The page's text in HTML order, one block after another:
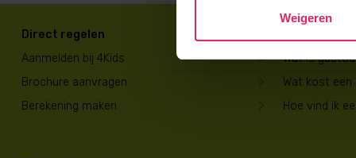
Weigeren
Direct regelen
Aanmelden bij 4Kids
Brochure aanvragen
Berekening maken
Wat is
Wat kost een
Hoe vind ik